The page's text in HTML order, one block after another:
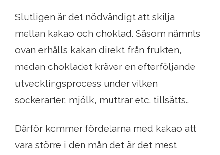
Slutligen är det nödvändigt att skilja
mellan kakao och choklad. Såsom nämnts
ovan erhålls kakan direkt från frukten,
medan chokladet kräver en efterföljande
utvecklingsprocess under vilken
sockerarter, mjölk, muttrar etc. tillsätts..
Därför kommer fördelarna med kakao att
vara större i den mån det är det mest